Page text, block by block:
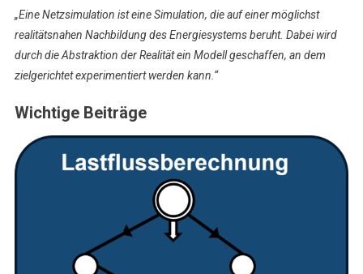
„Eine Netzsimulation ist eine Simulation, die auf einer möglichst
realitätsnahen Nachbildung des Energiesystems beruht. Dabei wird
durch die Abstraktion der Realität ein Modell geschaffen, an dem
zielgerichtet experimentiert werden kann.“
Wichtige Beiträge